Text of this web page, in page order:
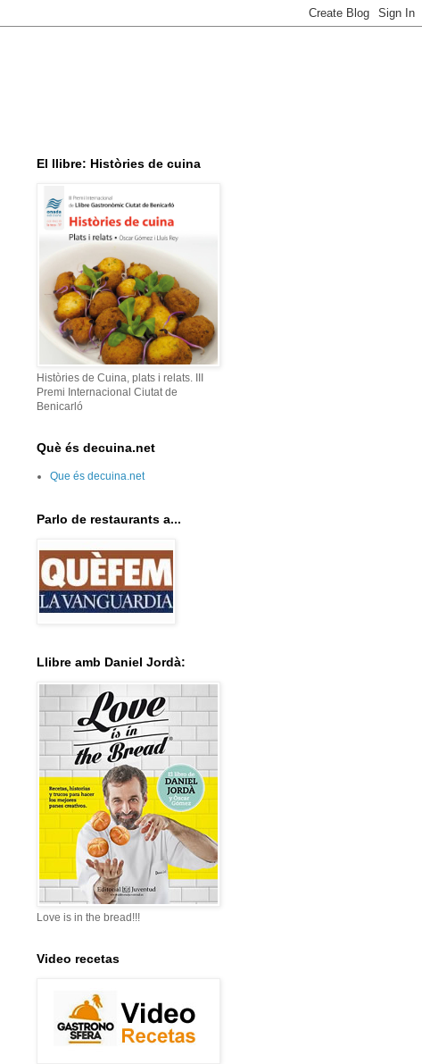
El llibre: Històries de cuina
Històries de Cuina, plats i relats. III
Premi Internacional Ciutat de
Benicarló
Què és decuina.net
Que és decuina.net
Parlo de restaurants a...
Llibre amb Daniel Jordà:
Love is in the bread!!!
Video recetas